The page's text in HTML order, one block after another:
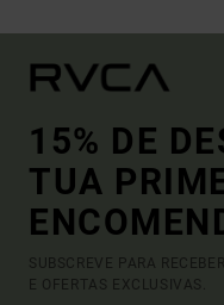
15% DE
TUA
SUBSCREVE PARA
E OFERTAS EXCLUSIVAS.